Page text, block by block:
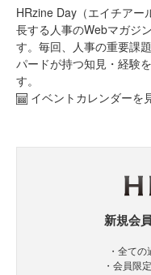
HRzine Day（エイチアー
長する人事のWebマガジ
す。毎回、人事の重要課
パードが持つ知見・経験
す。
イベントカレンダーを
新規会
・全て
・会員限